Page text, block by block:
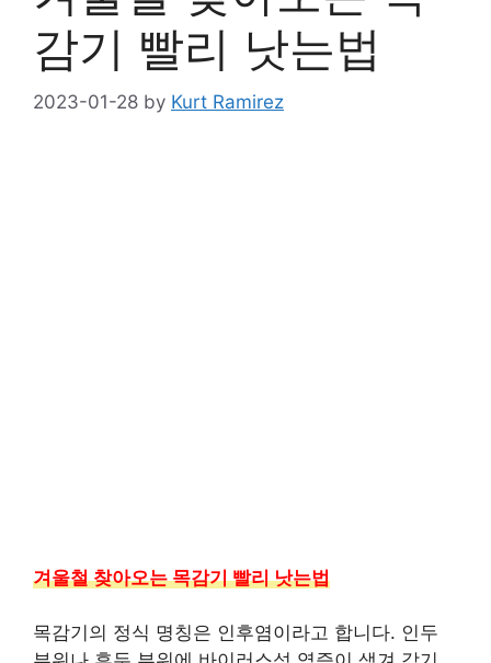
감기 빨리 낫는법
2023-01-28 by Kurt Ramirez
겨울철 찾아오는 목감기 빨리 낫는법
목감기의 정식 명칭은 인후염이라고 합니다. 인두